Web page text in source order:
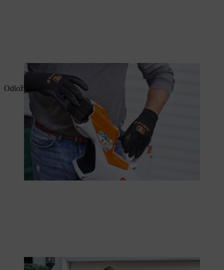
Po skončení práce vyjměte akumulátor.
Odložte fukar stranou a shrabejte listí pomocí hrábí.
Po fukaru je čas na hrábě.